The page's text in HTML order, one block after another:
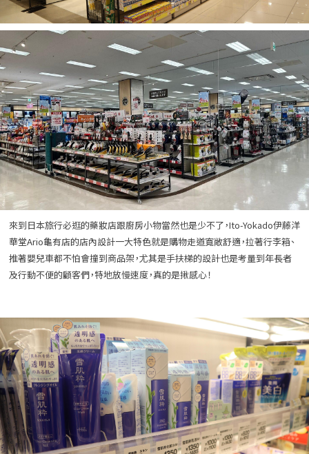
來到日本旅行必逛的藥妝店跟廚房小物當然也是少不了，Ito-Yokado伊藤洋
華堂Ario龜有店的店內設計一大特色就是購物走道寬敞舒適，拉著行李箱、
推著嬰兒車都不怕會撞到商品架，尤其是手扶梯的設計也是考量到年長者
及行動不便的顧客們，特地放慢速度，真的是揪感心！